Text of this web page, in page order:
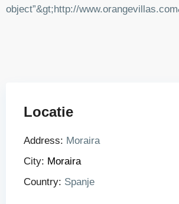
object”&gt;http://
Locatie
Address: Moraira
City: Moraira
Country: Spanje